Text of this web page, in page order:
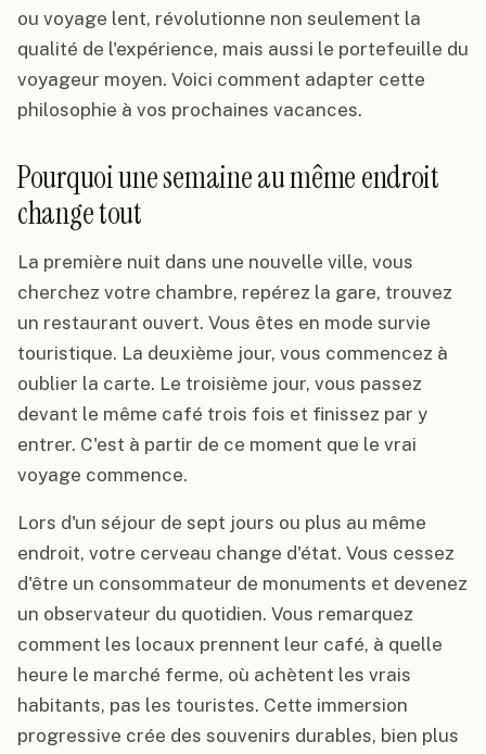
ou voyage lent, révolutionne non seulement la
qualité de l'expérience, mais aussi le portefeuille du
voyageur moyen. Voici comment adapter cette
philosophie à vos prochaines vacances.
Pourquoi une semaine au même endroit
change tout
La première nuit dans une nouvelle ville, vous
cherchez votre chambre, repérez la gare, trouvez
un restaurant ouvert. Vous êtes en mode survie
touristique. La deuxième jour, vous commencez à
oublier la carte. Le troisième jour, vous passez
devant le même café trois fois et finissez par y
entrer. C'est à partir de ce moment que le vrai
voyage commence.
Lors d'un séjour de sept jours ou plus au même
endroit, votre cerveau change d'état. Vous cessez
d'être un consommateur de monuments et devenez
un observateur du quotidien. Vous remarquez
comment les locaux prennent leur café, à quelle
heure le marché ferme, où achètent les vrais
habitants, pas les touristes. Cette immersion
progressive crée des souvenirs durables, bien plus